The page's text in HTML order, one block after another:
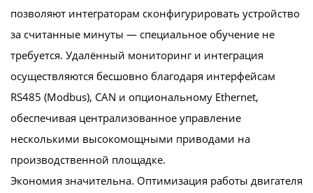
позволяют интеграторам сконфигурировать устройство
за считанные минуты — специальное обучение не
требуется. Удалённый мониторинг и интеграция
осуществляются бесшовно благодаря интерфейсам
RS485 (Modbus), CAN и опциональному Ethernet,
обеспечивая централизованное управление
несколькими высокомощными приводами на
производственной площадке.
Экономия значительна. Оптимизация работы двигателя